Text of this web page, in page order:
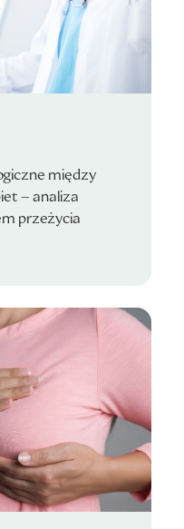
między
– analiza
przeżycia